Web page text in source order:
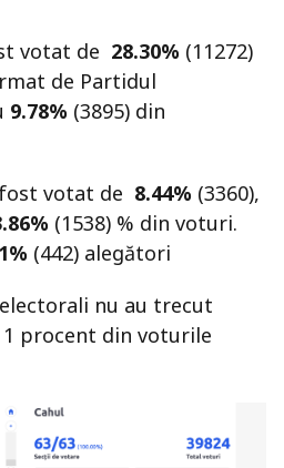
votat de 28.30% (11272)
de Partidul
9.78% (3895) din
votat de 8.44% (3360),
(1538) % din voturi.
(442) alegători
nu au trecut
procent din voturile